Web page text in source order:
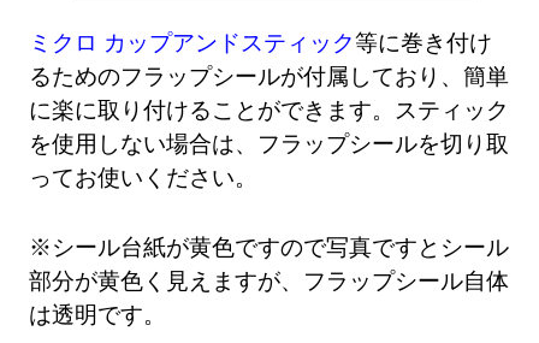
ミクロ カップアンドスティック等に巻き付け
るためのフラップシールが付属しており、簡単
に楽に取り付けることができます。スティック
を使用しない場合は、フラップシールを切り取
ってお使いください。
※シール台紙が黄色ですので写真ですとシール
部分が黄色く見えますが、フラップシール自体
は透明です。